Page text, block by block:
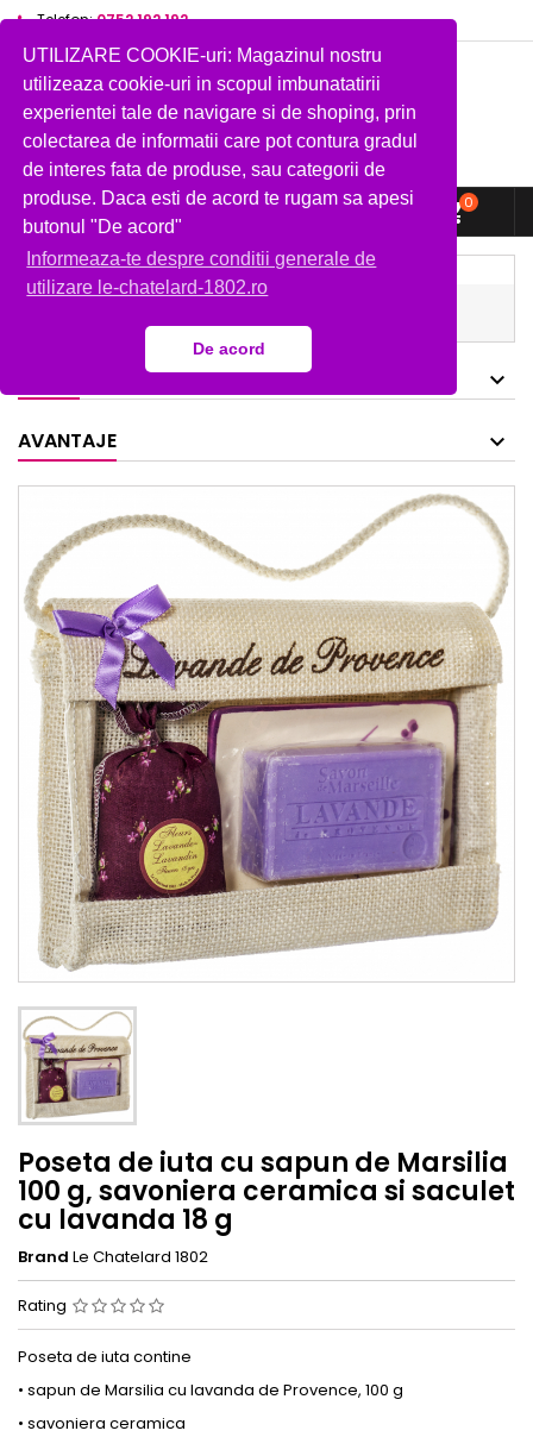
UTILIZARE COOKIE-uri: Magazinul nostru
utilizeaza cookie-uri in scopul imbunatatirii
experientei tale de navigare si de shoping, prin
colectarea de informatii care pot contura gradul
de interes fata de produse, sau categorii de
produse. Daca esti de acord te rugam sa apesi
butonul "De acord"
Informeaza-te despre conditii generale de
utilizare le-chatelard-1802.ro
De acord
Telefon:0752 192 192
   shopping_cart0
Acasa
Cadouri
Poseta de iuta cu sapun de Marsilia 100 g, savoniera
ceramica si saculet cu lavanda 18 g
AVANTAJE
Poseta de iuta cu sapun de Marsilia
100 g, savoniera ceramica si saculet
cu lavanda 18 g
Brand Le Chatelard 1802
Rating
Poseta de iuta contine
• sapun de Marsilia cu lavanda de Provence, 100 g
• savoniera ceramica